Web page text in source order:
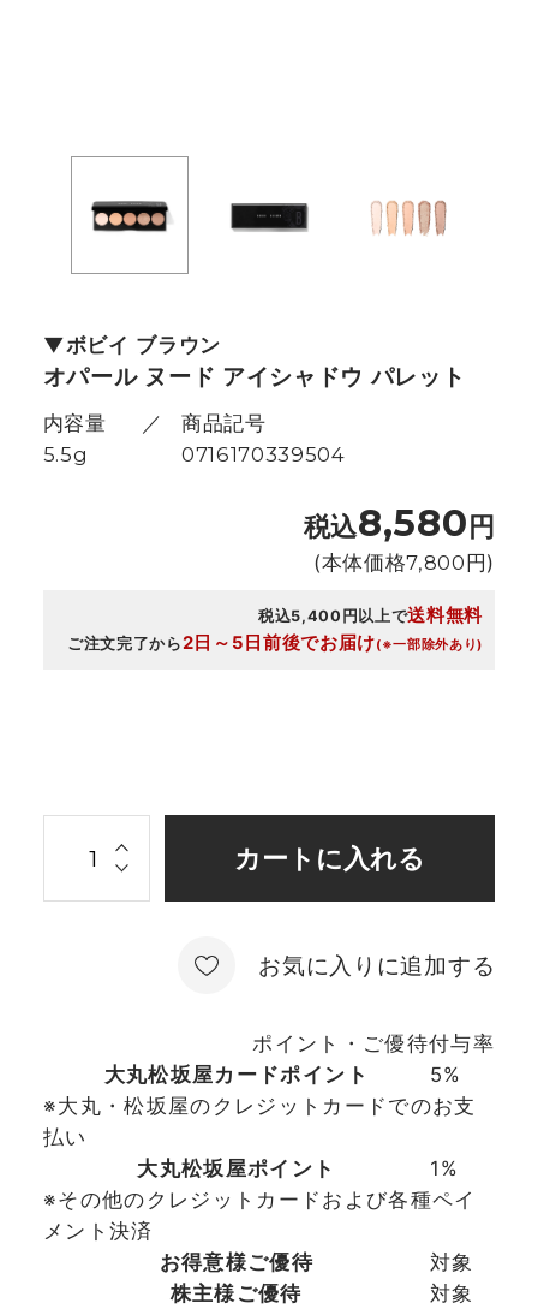
ボビイ ブラウン
オパール ヌード アイシャドウ パレット
内容量
5.5g
商品記号
0716170339504
税込8,580 円
(本体価格7,800円)
税込5,400円以上で送料無料
ご注文完了から2日～5日前後でお届け(※一部除外あり)
お気に入りに追加する
ポイント・ご優待付与率
大丸松坂屋カードポイント
5%
※大丸・松坂屋のクレジットカードでのお支
払い
大丸松坂屋ポイント
1%
※その他のクレジットカードおよび各種ペイ
メント決済
お得意様ご優待
対象
株主様ご優待
対象